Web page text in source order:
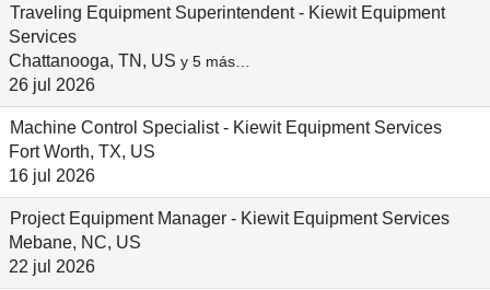
Traveling Equipment Superintendent - Kiewit Equipment
Services
Chattanooga, TN, US y 5 más…
26 jul 2026
Machine Control Specialist - Kiewit Equipment Services
Fort Worth, TX, US
16 jul 2026
Project Equipment Manager - Kiewit Equipment Services
Mebane, NC, US
22 jul 2026